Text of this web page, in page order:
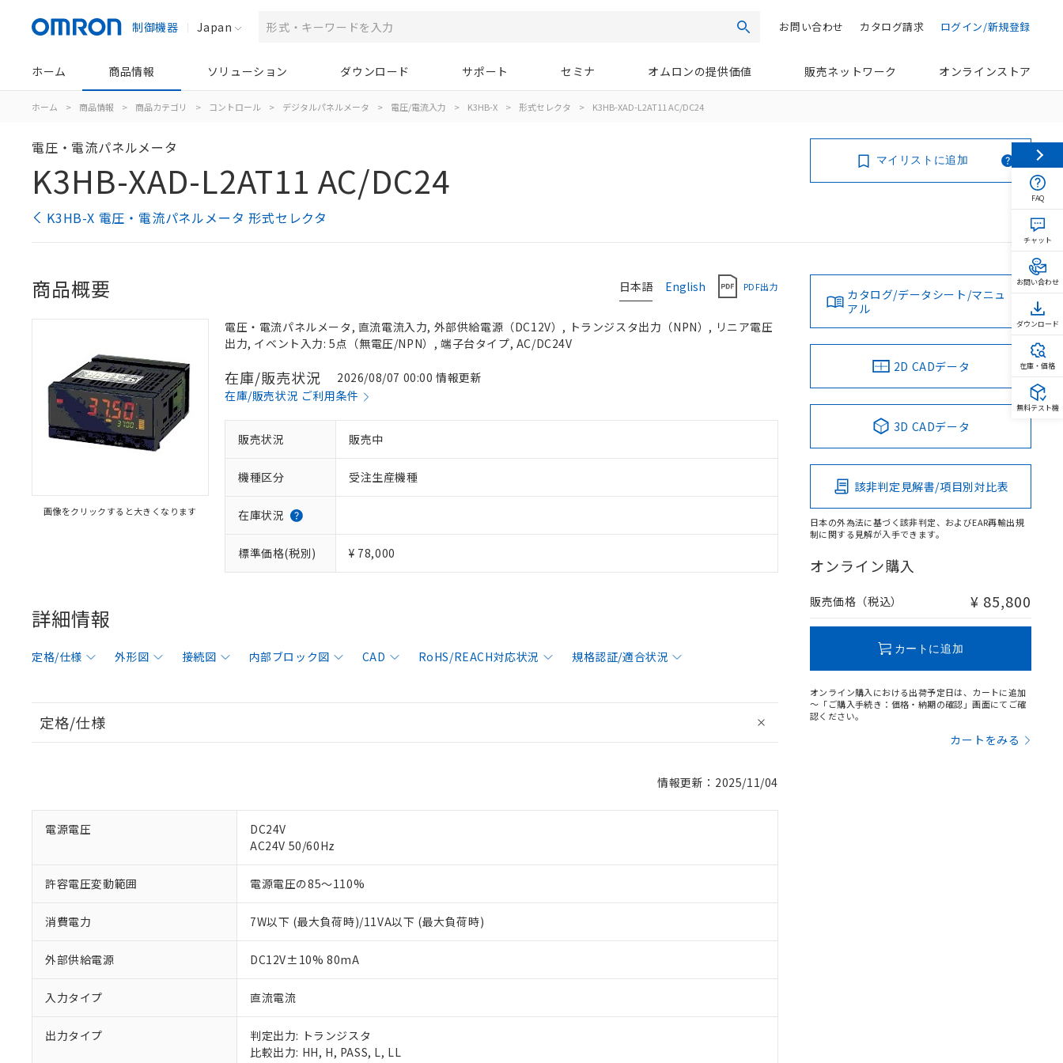
制御機器 Japan 検索 ログイン/新規登録
カタログ請求
お問い合わせ
ホーム 商品情報 ソリューション ダウンロード サポート セミナ オムロンの提供価値 販売ネットワーク オンラインストア
ホーム > 商品情報 > 商品カテゴリ > コントロール > デジタルパネルメータ > 電圧/電流入力 > K3HB-X > 形式セレクタ > K3HB-XAD-L2AT11 AC/DC24
電圧・電流パネルメータ
K3HB-XAD-L2AT11 AC/DC24
K3HB-X 電圧・電流パネルメータ 形式セレクタ
マイリストに追加
日本語 English PDF出力
商品概要
画像をクリックすると大きくなります
電圧・電流パネルメータ, 直流電流入力, 外部供給電源（DC12V）, トランジスタ出力（NPN）, リニア電圧
出力, イベント入力: 5点（無電圧/NPN）, 端子台タイプ, AC/DC24V
在庫/販売状況
2026/08/07 00:00 情報更新
在庫/販売状況 ご利用条件
販売状況 販売中
機種区分 受注生産機種
在庫状況
標準価格(税別) ¥ 78,000
詳細情報
定格/仕様 外形図 接続図 内部ブロック図 CAD RoHS/REACH対応状況 規格認証/適合状況
定格/仕様
情報更新：2025/11/04
電源電圧
DC24V
AC24V 50/60Hz
許容電圧変動範囲 電源電圧の85～110%
消費電力 7W以下 (最大負荷時)/11VA以下 (最大負荷時)
外部供給電源 DC12V±10% 80mA
入力タイプ 直流電流
出力タイプ
判定出力: トランジスタ
比較出力: HH, H, PASS, L, LL
カタログ/データシート/マニュ
アル
2D CADデータ
3D CADデータ
該非判定見解書/項目別対比表
日本の外為法に基づく該非判定、およびEAR再輸出規
制に関する見解が入手できます。
オンライン購入
販売価格（税込） ¥ 85,800
カートに追加
オンライン購入における出荷予定日は、カートに追加
～「ご購入手続き：価格・納期の確認」画面にてご確
認ください。
カートをみる
FAQ
チャット
お問い合わせ
ダウンロード
在庫・価格
無料テスト機